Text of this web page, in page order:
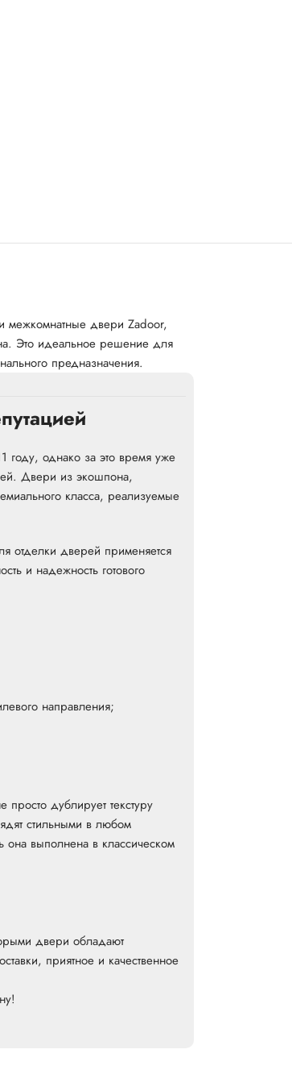
межкомнатные двери Zadoor,
Это идеальное решение для
предназначения.
году, однако за это время уже
Двери из экошпона,
класса, реализуемые
отделки дверей применяется
и надежность готового
направления;
дублирует текстуру
стильными в любом
выполнена в классическом
двери обладают
приятное и качественное